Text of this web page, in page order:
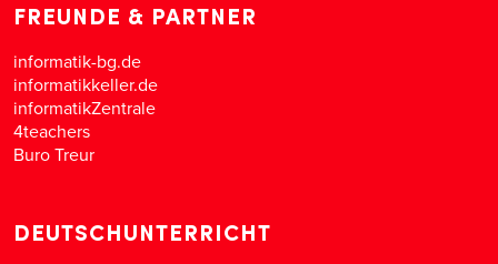
FREUNDE & PARTNER
informatik-bg.de
informatikkeller.de
informatikZentrale
4teachers
Buro Treur
DEUTSCHUNTERRICHT